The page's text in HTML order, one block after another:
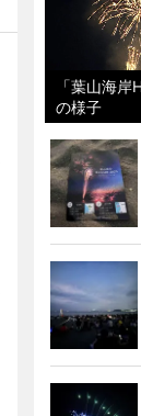
「葉山海
の様子